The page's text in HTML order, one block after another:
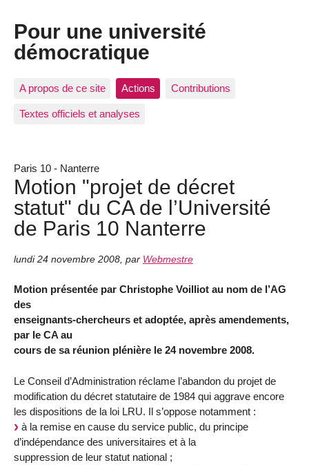
Pour une université
démocratique
A propos de ce site Actions Contributions
Textes officiels et analyses
Paris 10 - Nanterre
Motion "projet de décret
statut" du CA de l’Université
de Paris 10 Nanterre
lundi 24 novembre 2008 par Webmestre
Motion présentée par Christophe Voilliot au nom de l’AG
des
enseignants-chercheurs et adoptée, après amendements,
par le CA au
cours de sa réunion plénière le 24 novembre 2008.
Le Conseil d’Administration réclame l’abandon du projet de
modification du décret statutaire de 1984 qui aggrave encore
les dispositions de la loi LRU. Il s’oppose notamment :
à la remise en cause du service public, du principe
d’indépendance des universitaires et à la
suppression de leur statut national ;